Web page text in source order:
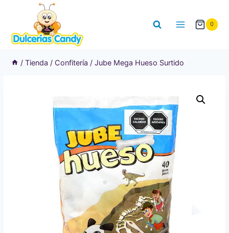
contenido
0
/ Tienda / Confitería / Jube Mega Hueso Surtido